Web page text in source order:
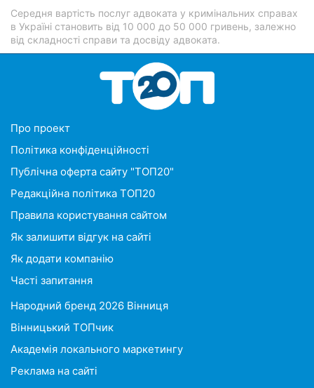
Середня вартість послуг адвоката у кримінальних справах
в Україні становить від 10 000 до 50 000 гривень, залежно
від складності справи та досвіду адвоката.
Про проект
Політика конфіденційності
Публічна оферта сайту "ТОП20"
Редакційна політика ТОП20
Правила користування сайтом
Як залишити відгук на сайті
Як додати компанію
Часті запитання
Народний бренд 2026 Вінниця
Вінницький ТОПчик
Академія локального маркетингу
Реклама на сайті